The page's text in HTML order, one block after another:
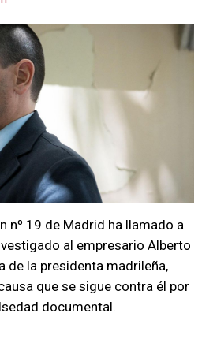
nº 19 de Madrid ha llamado a
al empresario Alberto
de la presidenta madrileña,
que se sigue contra él por
documental.